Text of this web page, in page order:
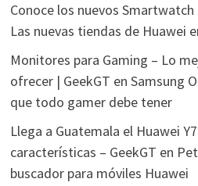
Conoce los nuevos Smartwatch
Las nuevas tiendas de Huawei
Monitores para Gaming – Lo
ofrecer | GeekGT en Samsung
que todo gamer debe tener
Llega a Guatemala el Huawei
características – GeekGT en
buscador para móviles Huawei